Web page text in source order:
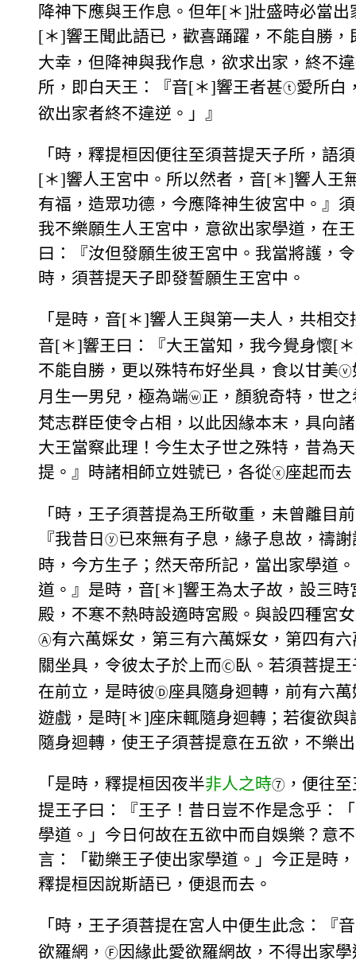
降神下應與王作息。但年[＊]壯盛時必當
[＊]響王聞此語已，歡喜踊躍，不能自勝
大幸，但降神與我作息，欲求出家，終不
所，即白天王：『音[＊]響王者甚ⓣ愛所白
欲出家者終不違逆。」』
「時，釋提桓因便往至須菩提天子所，語
[＊]響人王宮中。所以然者，音[＊]響人王
有福，造眾功德，今應降神生彼宮中。』
我不樂願生人王宮中，意欲出家學道，在
曰：『汝但發願生彼王宮中。我當將護，
時，須菩提天子即發誓願生王宮中。
「是時，音[＊]響人王與第一夫人，共相
音[＊]響王曰：『大王當知，我今覺身懷[
不能自勝，更以殊特布好坐具，食以甘美ⓥ
月生一男兒，極為端ⓦ正，顏貌奇特，世
梵志群臣使令占相，以此因緣本末，具向
大王當察此理！今生太子世之殊特，昔為
提。』時諸相師立姓號已，各從ⓧ座起而去
「時，王子須菩提為王所敬重，未曾離目
『我昔日 ⓨ已來無有子息，緣子息故，禱
時，今方生子；然天帝所記，當出家學道
道。』是時，音[＊]響王為太子故，設三
殿，不寒不熱時設適時宮殿。與設四種宮
Ⓐ有六萬婇女，第三有六萬婇女，第四有
關坐具，令彼太子於上而Ⓒ 臥。若須菩提
在前立，是時彼Ⓓ座具隨身迴轉，前有六
遊戲，是時[＊]座床輒隨身迴轉；若復欲
隨身迴轉，使王子須菩提意在五欲，不樂
「是時，釋提桓因夜半非人之時⑦ ，便往
提王子曰：『王子！昔日豈不作是念乎：
學道。」今日何故在五欲中而自娛樂？意
言：「勸樂王子使出家學道。」今正是時
釋提桓因說斯語已，便退而去。
「時，王子須菩提在宮人中便生此念：『
欲羅網， Ⓕ 因緣此愛欲羅網故，不得出家